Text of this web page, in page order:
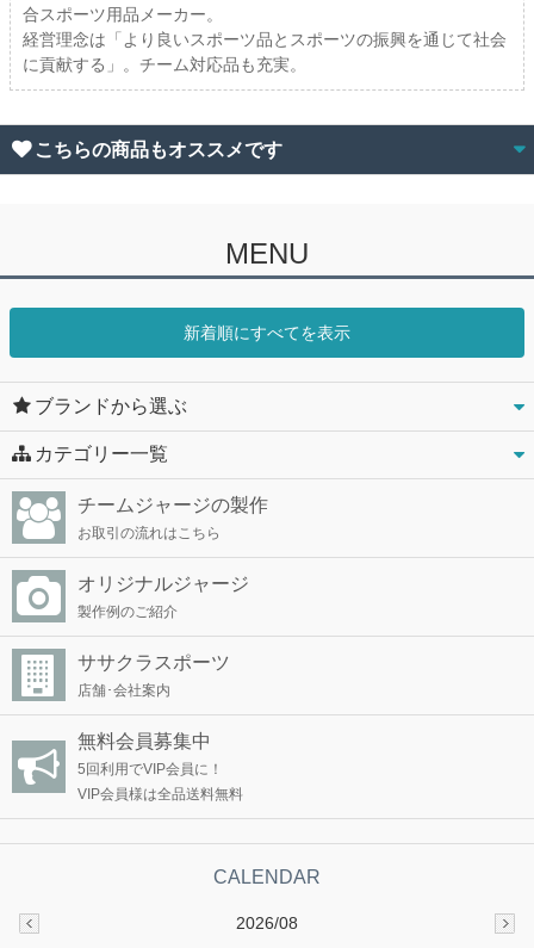
合スポーツ用品メーカー。
経営理念は「より良いスポーツ品とスポーツの振興を通じて社会
に貢献する」。チーム対応品も充実。
こちらの商品もオススメです
MENU
新着順にすべてを表示
ブランドから選ぶ
カテゴリー一覧
チームジャージの製作
お取引の流れはこちら
オリジナルジャージ
製作例のご紹介
ササクラスポーツ
店舗･会社案内
無料会員募集中
5回利用でVIP会員に！
VIP会員様は全品送料無料
2026/08